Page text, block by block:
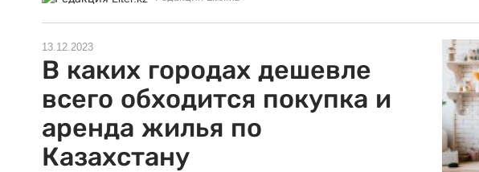
13.12.2023
В каких городах дешевле
всего обходится покупка и
аренда жилья по
Казахстану